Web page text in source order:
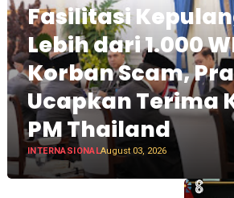
Fasilitasi
Lebih dari 1.000
Korban Scam,
Ucapkan Terima
PM Thailand
INTERNASIONALAugust 03, 2026